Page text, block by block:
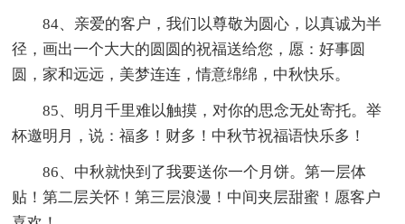
84、亲爱的客户，我们以尊敬为圆心，以真诚为半
径，画出一个大大的圆圆的祝福送给您，愿：好事圆
圆，家和远远，美梦连连，情意绵绵，中秋快乐。
85、明月千里难以触摸，对你的思念无处寄托。举
杯邀明月，说：福多！财多！中秋节祝福语快乐多！
86、中秋就快到了我要送你一个月饼。第一层体
贴！第二层关怀！第三层浪漫！中间夹层甜蜜！愿客户